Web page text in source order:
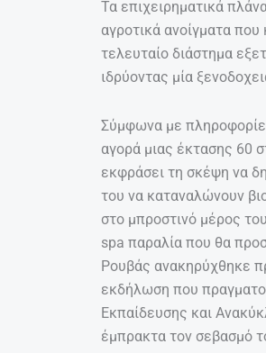
Τα επιχειρηματικά
αγροτικά ανοίγματα
τελευταίο διάστημα
ιδρύοντας μία
Σύμφωνα με
αγορά μιας έκτασης 60
εκφράσει τη σκέψη να
του να καταναλώνουν
στο μπροστινό μέρος
spa παραλία που θα
Ρουβάς ανακηρύχθηκε
εκδήλωση που
Εκπαίδευσης και
έμπρακτα τον σεβασμό